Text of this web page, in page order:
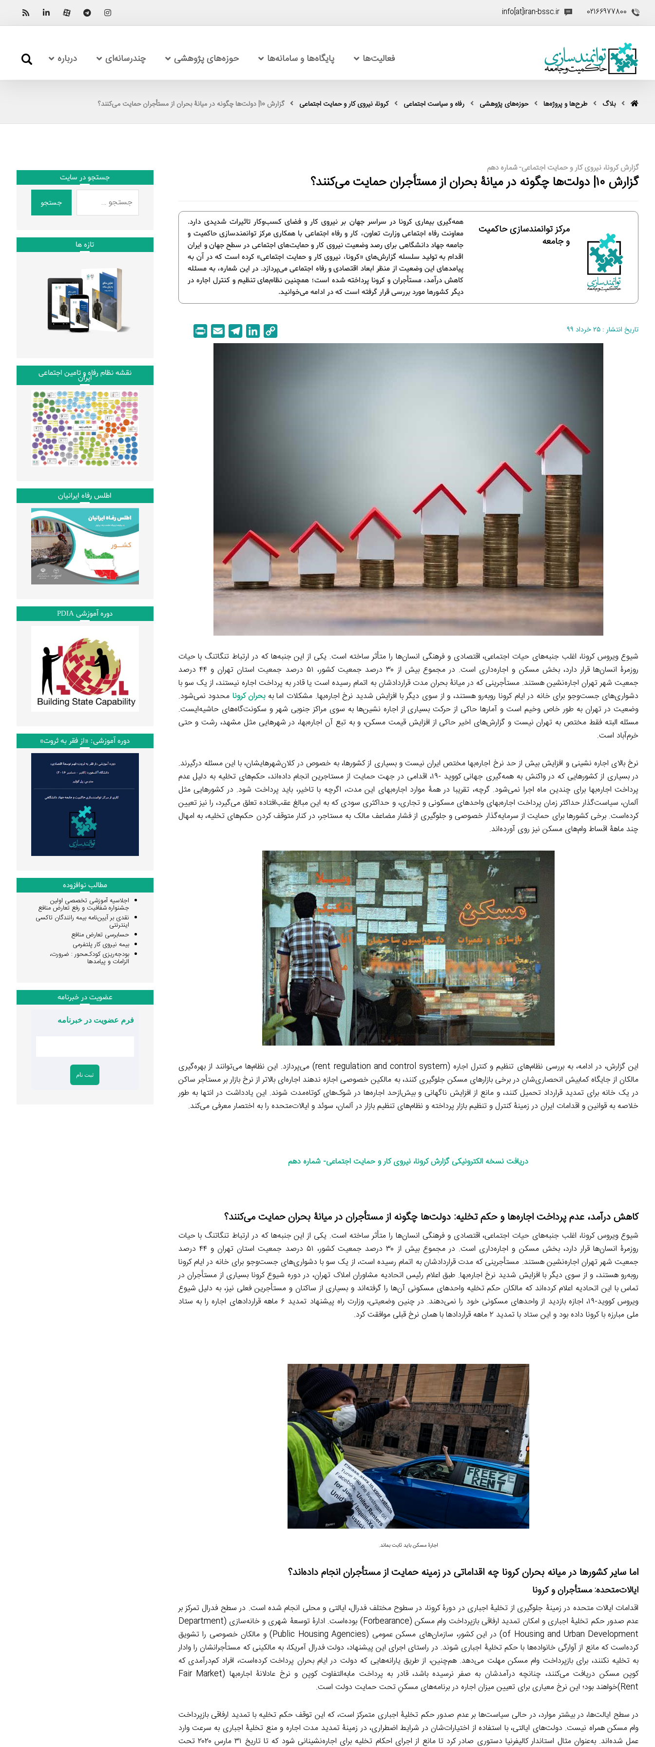
02166977800
info[at]iran-bssc.ir
فعالیت‌ها پایگاه‌ها و سامانه‌ها حوزه‌های پژوهشی چندرسانه‌ای درباره
بلاگ طرح‌ها و پروژه‌ها حوزه‌های پژوهشی رفاه و سیاست اجتماعی کرونا، نیروی کار و حمایت اجتماعی گزارش 10| دولت‌ها چگونه در میانۀ بحران از مستأجران حمایت می‌کنند؟
گزارش کرونا، نیروی کار و حمایت اجتماعی- شماره دهم
گزارش ۱۰| دولت‌ها چگونه در میانۀ بحران از مستأجران حمایت می‌کنند؟
همه‌گیری بیماری کرونا در سراسر جهان بر نیروی کار و فضای کسب‌وکار تاثیرات شدیدی دارد.
معاونت رفاه اجتماعی وزارت تعاون، کار و رفاه اجتماعی با همکاری مرکز توانمندسازی حاکمیت و
جامعه جهاد دانشگاهی برای رصد وضعیت نیروی کار و حمایت‌های اجتماعی در سطح جهان و ایران
اقدام به تولید سلسله گزارش‌های «کرونا، نیروی کار و حمایت اجتماعی» کرده است که در آن به
پیامدهای این وضعیت از منظر ابعاد اقتصادی و رفاه اجتماعی می‌پردازد. در این شماره، به مسئله
کاهش درآمد، مستأجران و کرونا پرداخته شده است؛ همچنین نظام‌های تنظیم و کنترل اجاره در
دیگر کشورها مورد بررسی قرار گرفته است که در ادامه می‌خوانید.
مرکز توانمندسازی حاکمیت
و جامعه
تاریخ انتشار : ۲۵ خرداد ۹۹
o
i
e
شیوع ویروس کرونا، اغلب جنبه‌های حیات اجتماعی، اقتصادی و فرهنگی انسان‌ها را متأثر ساخته است. یکی از این جنبه‌ها که در ارتباط تنگاتنگ با حیات
روزمرۀ انسان‌ها قرار دارد، بخش مسکن و اجاره‌داری ‌است. در مجموع بیش از ۳۰ درصد جمعیت کشور، ۵۱ درصد جمعیت استان تهران و ۴۴ درصد
جمعیت شهر تهران اجاره‌نشین هستند. مستأجرینی که در میانۀ بحران مدت قراردادشان به اتمام رسیده است یا قادر به پرداخت اجاره‌ نیستند، از یک سو با
دشواری‌های جست‌وجو برای خانه در ایام کرونا روبه‌رو هستند، و از سوی دیگر با افزایش شدید نرخ اجاره‌بها. مشکلات اما بهبحران کرونا محدود نمی‌شود.
وضعیت در تهران به طور خاص وخیم است و آمارها حاکی از حرکت بسیاری از اجاره نشین‌ها به سوی مراکز جنوبی شهر و سکونت‌گا‌ه‌های حاشیه‌ایست.
مسئله البته فقط مختص به تهران نیست و گزارش‌های اخیر حاکی از افزایش قیمت مسکن،‌ و به تبع آن اجاره‌‌بها، در شهرهایی مثل مشهد، رشت و حتی
خرم‌آباد است.
نرخ بالای اجاره نشینی و افزایش بیش از حد نرخ اجاره‌بها مختص ایران نیست و بسیاری از کشورها، به خصوص در کلان‌شهرهایشان، با این مسئله درگیرند.
در بسیاری از کشورهایی که در واکنش به همه‌گیری جهانی کووید -۱۹، اقدامی در جهت حمایت از مستاجرین انجام داده‌اند، حکم‌های تخلیه به دلیل عدم
پرداخت اجاره‌بها برای چندین ماه اجرا نمی‌شود. گرچه، تقریبا در همۀ موارد اجاره‌‌بهای این مدت، اگرچه با تاخیر، باید پرداخت شود. در کشورهایی مثل
آلمان، سیاست‌گذار حداکثر زمان پرداخت اجاره‌بهای واحدهای مسکونی و تجاری، و حداکثری سودی که به این مبالغ عقب‌افتاده تعلق می‌گیرد، را نیز تعیین
کرده‌است. برخی کشورها برای حمایت از سرمایه‌گذار خصوصی و جلوگیری از فشار مضاعف مالک به مستاجر، در کنار متوقف کردن حکم‌های تخلیه، به امهال
چند ماهۀ اقساط وام‌های مسکن نیز روی آورده‌اند.
این گزارش، در ادامه، به بررسی نظام‌های تنظیم و کنترل اجاره (rent regulation and control system) می‌پردازد. این نظام‌ها می‌توانند از بهره‌گیری
مالکان از جایگاه کمابیش انحصاری‌شان در برخی بازارهای مسکن جلوگیری کنند، به مالکین خصوصی اجازه ندهند اجاره‌ای بالاتر از نرخ بازار بر مستأجر ساکن
در یک خانه برای تمدید قرارداد تحمیل کنند، و مانع از افزایش ناگهانی و بیش‌از‌حد اجاره‌ها در شوک‌های کوتاه‌مدت شوند. این یادداشت در انتها به طور
خلاصه به قوانین و اقدامات ایران در زمینۀ کنترل و تنظیم بازار پرداخته و نظام‌های تنظیم بازار در آلمان،‌ سوئد و ایالات‌متحده را به اختصار معرفی می‌کند.
دریافت نسخه الکترونیکی گزارش کرونا، نیروی کار و حمایت اجتماعی- شماره دهم
کاهش درآمد، عدم پرداخت اجاره‌ها و حکم تخلیه: دولت‌ها چگونه از مستأجران در میانۀ بحران حمایت می‌کنند؟
شیوع ویروس کرونا، اغلب جنبه‌های حیات اجتماعی، اقتصادی و فرهنگی انسان‌ها را متأثر ساخته است. یکی از این جنبه‌ها که در ارتباط تنگاتنگ با حیات
روزمرۀ انسان‌ها قرار دارد، بخش مسکن و اجاره‌داری ‌است. در مجموع بیش از ۳۰ درصد جمعیت کشور، ۵۱ درصد جمعیت استان تهران و ۴۴ درصد
جمعیت شهر تهران اجاره‌نشین هستند. مستأجرینی که مدت قراردادشان به اتمام رسیده است، از یک سو با دشواری‌های جست‌وجو برای خانه در ایام کرونا
روبه‌رو هستند، و از سوی دیگر با افزایش شدید نرخ اجاره‌بها. طبق اعلام رئیس اتحادیه مشاوران املاک تهران، در دوره شیوع کرونا بسیاری از مستأجران در
تماس‌ با این اتحادیه اعلام کرده‌اند که مالکان حکم تخلیه واحدهای مسکونی آن‌ها را گرفته‌اند و بسیاری از ساکنان و مستأجرین فعلی نیز، به دلیل شیوع
ویروس کووید-۱۹، اجازه بازدید از واحدهای مسکونی خود را نمی‌دهند. در چنین وضعیتی، وزارت راه پیشنهاد تمدید ۶ ماهه قراردادهای اجاره را به ستاد
ملی مبارزه با کرونا داده بود و این ستاد با تمدید ۲ ماهه قراردادها با همان نرخ قبلی موافقت کرد.
اجارۀ مسکن باید ثابت بماند.
اما سایر کشورها در میانه بحران کرونا چه اقداماتی در زمینه حمایت از مستأجران انجام داده‌اند؟
ایالات‌متحده: مستأجران و کرونا
اقدامات ایالات متحده در زمینۀ جلوگیری از تخلیۀ اجباری در دورۀ کرونا، در سطوح مختلف فدرال، ایالتی و محلی انجام شده است. در سطح فدرال تمرکز بر
عدم صدور حکم تخلیۀ اجباری و امکان تمدید ارفاقی بازپرداخت وام مسکن (Forbearance) بوده‌است. ادارۀ توسعۀ شهری و خانه‌سازی (Department
of Housing and Urban Development) در این کشور، سازمان‌های مسکن عمومی (Public Housing Agencies) و مالکان خصوصی را تشویق
کرده‌است که مانع از آوارگی خانواده‌ها با حکم تخلیۀ اجباری شوند. در راستای اجرای این پیشنهاد، دولت فدرال آمریکا، به مالکینی که مستأجرانشان را وادار
به تخلیه نکنند، برای بازپرداخت وام‌ مسکن‌ مهلت می‌دهد. هم‌چنین، از طریق یارانه‌هایی که دولت در ایام بحران پرداخت کرده‌است، افراد کم‌درآمدی که
کوپن مسکن دریافت می‌کنند، چنانچه درآمدشان به صفر نرسیده باشد، قادر به پرداخت مابه‌التفاوت کوپن و نرخ عادلانۀ اجاره‌بها (Fair Market
Rent)خواهند بود؛ این نرخ معیاری برای تعیین میزان اجاره در برنامه‌های مسکنِ تحت حمایت دولت است.
در سطح ایالت‌ها، در بیشتر موارد، در حالی سیاست‌ها بر عدم صدور حکم تخلیۀ اجباری متمرکز است، که این توقف حکم تخلیه با تمدید ارفاقی بازپرداخت
وام مسکن همراه نیست. دولت‌های ایالتی، با استفاده از اختیارات‌شان در شرایط اضطراری، در زمینۀ تمدید مدت اجاره و منع تخلیۀ اجباری به سرعت وارد
عمل شده‌اند. به‌عنوان مثال استاندار کالیفرنیا دستوری صادر کرد تا مانع از اجرای احکام تخلیه برای اجاره‌نشینانی شود که تا تاریخ ۳۱ مارس ۲۰۲۰ تحت
جستجو در سایت
جستجو
تازه ها
نقشه نظام رفاه و تامین اجتماعی
ایران
اطلس رفاه ایرانیان
دوره آموزشی PDIA
دوره آموزشی: «از فقر به ثروت»
مطالب نوافزوده
اجلاسیه آموزشی تخصصی اولین
جشنواره شفافیت و رفع تعارض منافع
نقدی بر آیین‌نامه بیمه رانندگان تاکسی
اینترنتی
حسابرسی تعارض منافع
بیمه نیروی کار پلتفرمی
بودجه‌ریزی کودک‌محور : ضرورت،
الزامات و پیامدها
عضویت در خبرنامه
فرم عضویت در خبرنامه